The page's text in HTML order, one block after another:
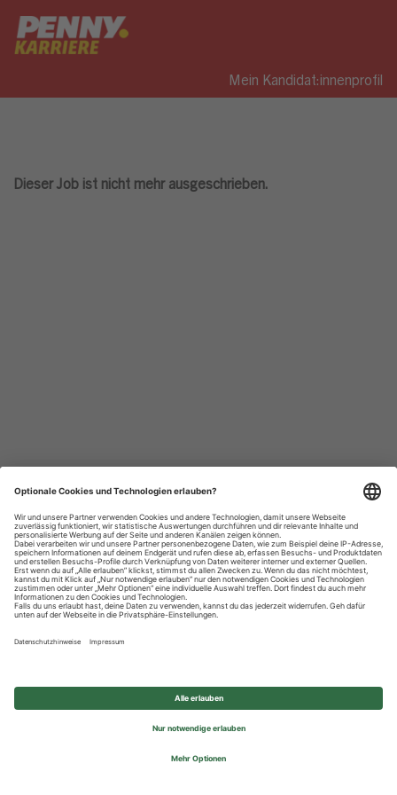
Mein Kandidat:innenprofil
Dieser Job ist nicht mehr ausgeschrieben.
Datenschutzhinweise
Impressum
Privatsphäre-Einstellungen
© 2026 REWE Group - All rights reserved